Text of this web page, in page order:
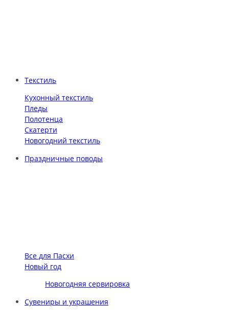
Текстиль
Кухонный текстиль
Пледы
Полотенца
Скатерти
Новогодний текстиль
Праздничные поводы
Все для Пасхи
Новый год
Новогодняя сервировка
Сувениры и украшения